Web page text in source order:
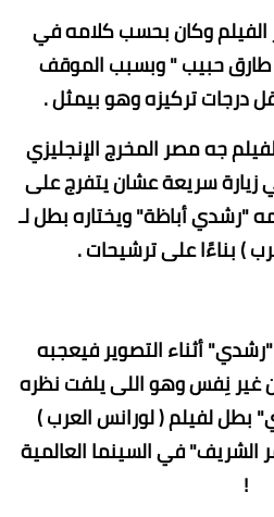
وكان بحسب كلامه في
طارق حبيب " وبسبب الموقف
درجات تركيزه وهو بيمثل .
جه مصر المخرج الإنجليزي
زيارة سريعة عشان يتفرج على
"رشدي أباظة" ويختاره بطل لـ
) بناءًا على ترشيحات .
أثناء التصوير فيعجبه
غير نِفس وهو اللى يلفت نظره
بطل لفيلم ( لورانس العرب )
في السينما العالمية
!